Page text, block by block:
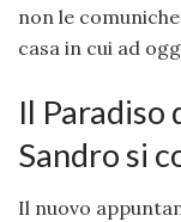
non le
casa in cui ad
Il Paradiso
Sandro si
Il nuovo